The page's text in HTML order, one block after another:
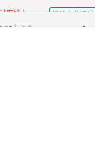
安排 |
考 | 更多+